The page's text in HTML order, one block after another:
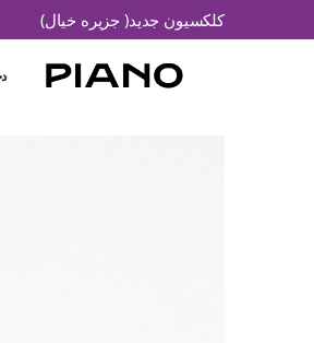
کلکسیون جدید( جزیره خیال)